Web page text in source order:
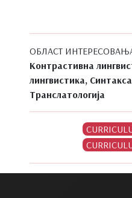
ОБЛАСТ
Контрастивна
лингвистика,
Транслатологија